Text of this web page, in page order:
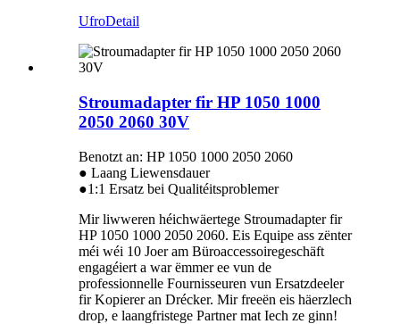
UfroDetail
Stroumadapter fir HP 1050 1000
2050 2060 30V
Benotzt an: HP 1050 1000 2050 2060
● Laang Liewensdauer
●1:1 Ersatz bei Qualitéitsproblemer
Mir liwweren héichwäertege Stroumadapter fir
HP 1050 1000 2050 2060. Eis Equipe ass zënter
méi wéi 10 Joer am Büroaccessoiregeschäft
engagéiert a war ëmmer ee vun de
professionnelle Fournisseuren vun Ersatzdeeler
fir Kopierer an Drécker. Mir freeën eis häerzlech
drop, e laangfristege Partner mat Iech ze ginn!